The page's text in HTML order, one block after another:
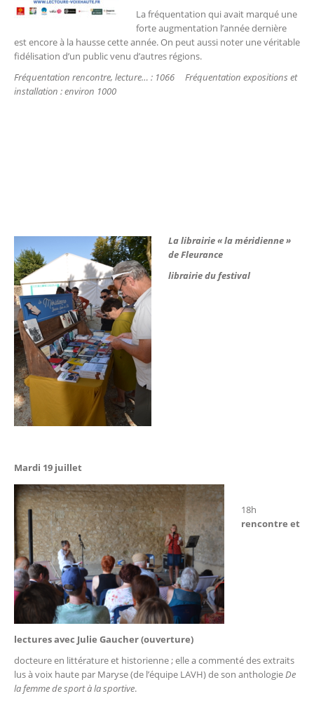
La fréquentation qui avait marqué une
forte augmentation l’année dernière
est encore à la hausse cette année. On peut aussi noter une véritable
fidélisation d’un public venu d’autres régions.
Fréquentation rencontre, lecture… : 1066 Fréquentation expositions et
installation : environ 1000
La librairie « la méridienne »
de Fleurance
librairie du festival
Mardi 19 juillet
18h
rencontre et
lectures avec Julie Gaucher (ouverture)
docteure en littérature et historienne ; elle a commenté des extraits
lus à voix haute par Maryse (de l’équipe LAVH) de son anthologieDe
la femme de sport à la sportive.